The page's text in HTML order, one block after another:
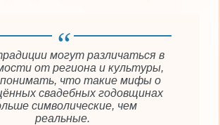
могут различаться в
от региона и культуры,
что такие мифы о
свадебных годовщинах
символические, чем
реальные.